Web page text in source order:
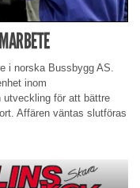
i norska Bussbygg AS.
inom
utveckling för att bättre
Affären väntas slutföras